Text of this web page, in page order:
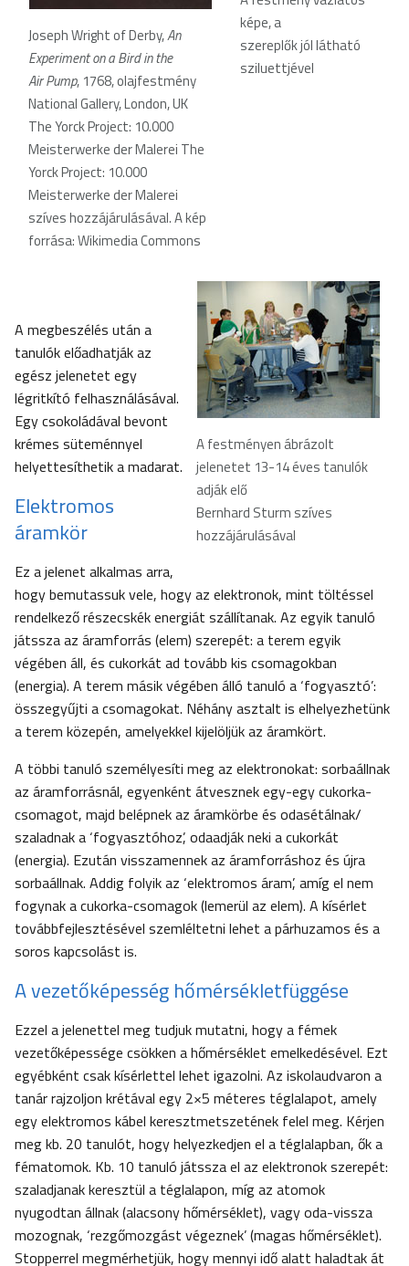
Joseph Wright of Derby,An
Experiment on a Bird in the
Air Pump, 1768, olajfestmény
National Gallery, London, UK
The Yorck Project: 10.000
Meisterwerke der Malerei The
Yorck Project: 10.000
Meisterwerke der Malerei
szíves hozzájárulásával. A kép
forrása: Wikimedia Commons
A festményen ábrázolt
jelenetet 13-14 éves tanulók
adják elő
Bernhard Sturm szíves
hozzájárulásával
képe, a
szereplők jól látható
sziluettjével
A megbeszélés után a
tanulók előadhatják az
egész jelenetet egy
légritkító felhasználásával.
Egy csokoládával bevont
krémes süteménnyel
helyettesíthetik a madarat.
Elektromos
áramkör
Ez a jelenet alkalmas arra,
hogy bemutassuk vele, hogy az elektronok, mint töltéssel
rendelkező részecskék energiát szállítanak. Az egyik tanuló
játssza az áramforrás (elem) szerepét: a terem egyik
végében áll, és cukorkát ad tovább kis csomagokban
(energia). A terem másik végében álló tanuló a ‘fogyasztó’:
összegyűjti a csomagokat. Néhány asztalt is elhelyezhetünk
a terem közepén, amelyekkel kijelöljük az áramkört.
A többi tanuló személyesíti meg az elektronokat: sorbaállnak
az áramforrásnál, egyenként átvesznek egy-egy cukorka-
csomagot, majd belépnek az áramkörbe és odasétálnak/
szaladnak a ‘fogyasztóhoz’, odaadják neki a cukorkát
(energia). Ezután visszamennek az áramforráshoz és újra
sorbaállnak. Addig folyik az ‘elektromos áram’, amíg el nem
fogynak a cukorka-csomagok (lemerül az elem). A kísérlet
továbbfejlesztésével szemléltetni lehet a párhuzamos és a
soros kapcsolást is.
A vezetőképesség hőmérsékletfüggése
Ezzel a jelenettel meg tudjuk mutatni, hogy a fémek
vezetőképessége csökken a hőmérséklet emelkedésével. Ezt
egyébként csak kísérlettel lehet igazolni. Az iskolaudvaron a
tanár rajzoljon krétával egy 2×5 méteres téglalapot, amely
egy elektromos kábel keresztmetszetének felel meg. Kérjen
meg kb. 20 tanulót, hogy helyezkedjen el a téglalapban, ők a
fématomok. Kb. 10 tanuló játssza el az elektronok szerepét:
szaladjanak keresztül a téglalapon, míg az atomok
nyugodtan állnak (alacsony hőmérséklet), vagy oda-vissza
mozognak, ‘rezgőmozgást végeznek’ (magas hőmérséklet).
Stopperrel megmérhetjük, hogy mennyi idő alatt haladtak át